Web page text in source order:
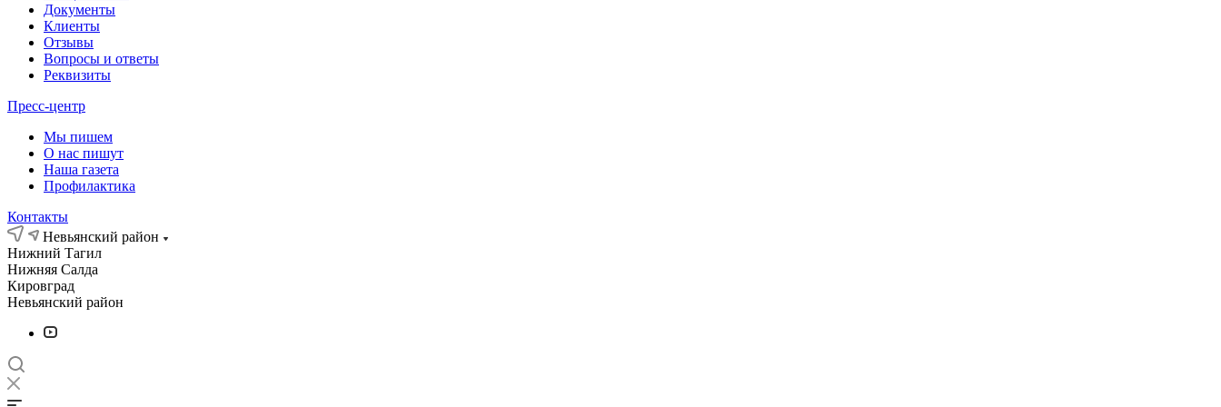
Документы
Клиенты
Отзывы
Вопросы и ответы
Реквизиты
Пресс-центр
Мы пишем
О нас пишут
Наша газета
Профилактика
Контакты
Невьянский район
Нижний Тагил
Нижняя Салда
Кировград
Невьянский район